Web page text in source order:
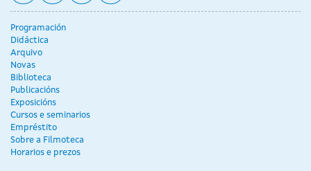
Programación
Didáctica
Arquivo
Novas
Biblioteca
Publicacións
Exposicións
Cursos e seminarios
Empréstito
Sobre a Filmoteca
Horarios e prezos